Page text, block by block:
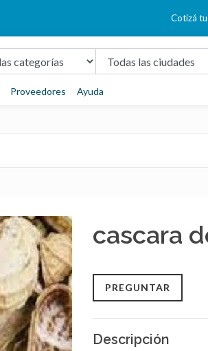
Cotizá
Proveedores Ayuda
cascara
PREGUNTAR
Descripción